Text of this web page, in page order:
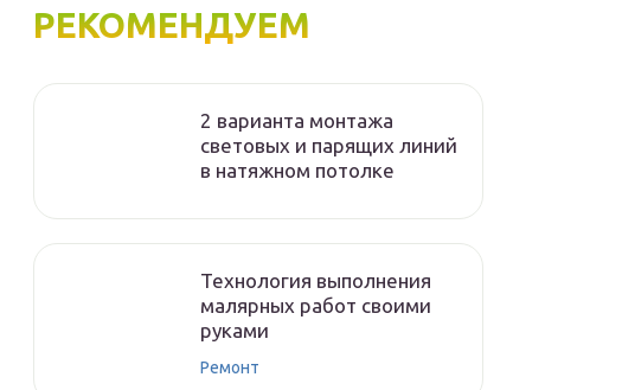
РЕКОМЕНДУЕМ
2 варианта монтажа
световых и парящих линий
в натяжном потолке
Технология выполнения
малярных работ своими
руками
Ремонт